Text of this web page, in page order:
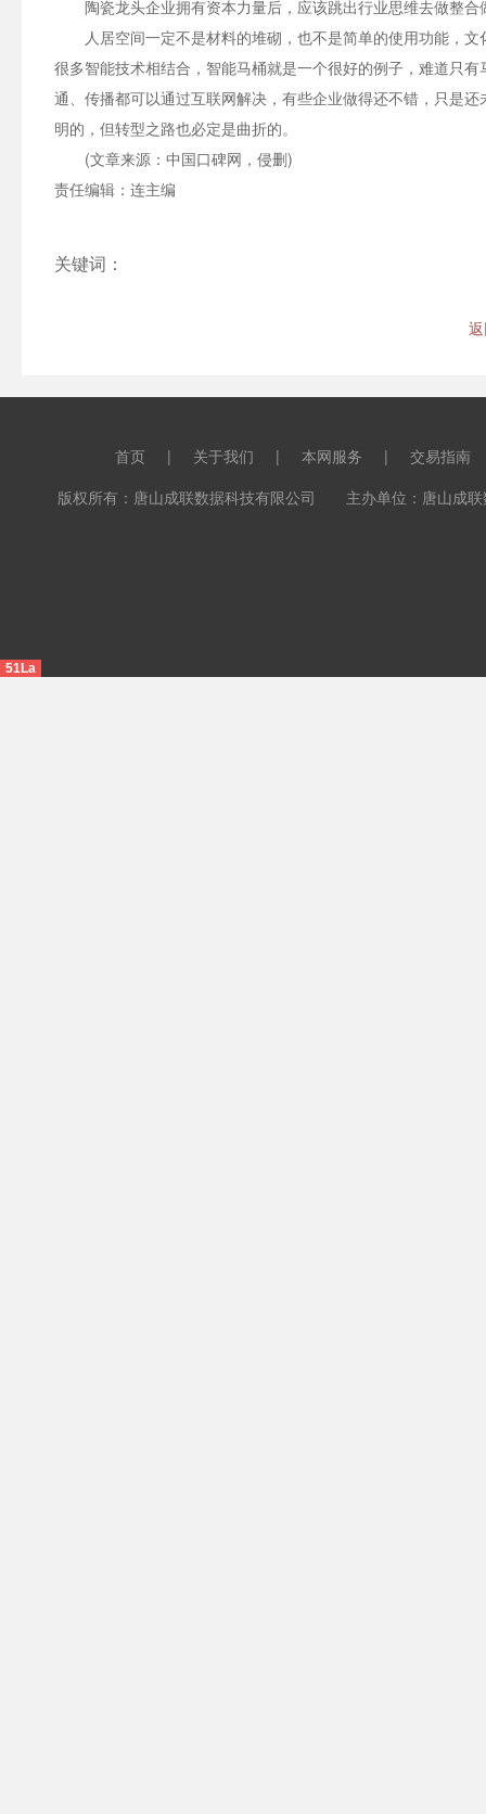
陶瓷龙头企业拥有资本力量后，应该跳出行业思维去做整
人居空间一定不是材料的堆砌，也不是简单的使用功能，
很多智能技术相结合，智能马桶就是一个很好的例子，难道只
通、传播都可以通过互联网解决，有些企业做得还不错，只是
明的，但转型之路也必定是曲折的。
(文章来源：中国口碑网，侵删)
责任编辑：连主编
关键词：
首页 | 关于我们 | 本网服务 |
交易指南
版权所有：唐山成联数据科技有限公司 主办单位：唐山成
51La